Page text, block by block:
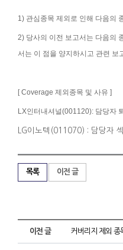
1) 관심종목 제외로 인해 다음의
2) 당사의 이전 보고서는 다음의
서는 이 점을 양지하시고 관련 보
[ Coverage 제외종목 및 사유 ]
LX인터내셔널(001120): 담당자
LG이노텍(011070) : 담당자
목록 이전 글
이전 글 커버리지 제외 종